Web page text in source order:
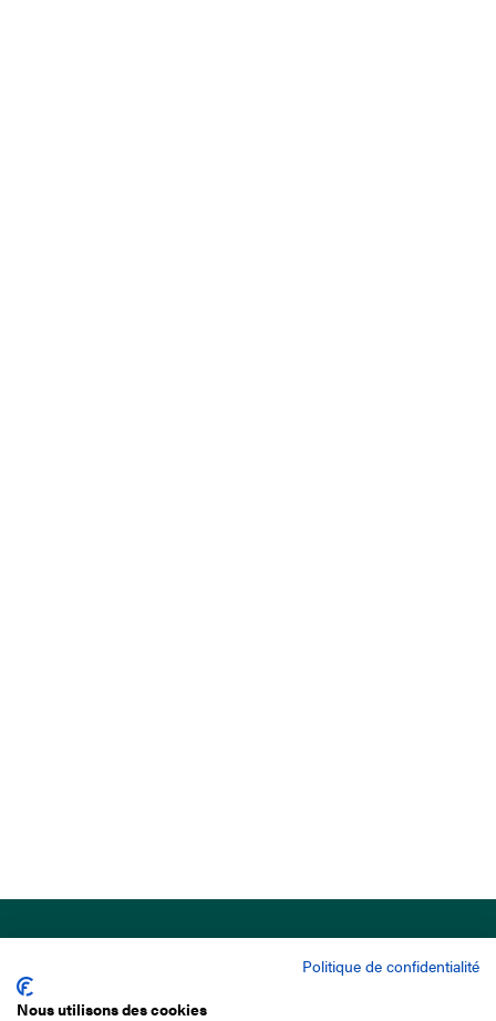
Politique de confidentialité
Nous utilisons des cookies